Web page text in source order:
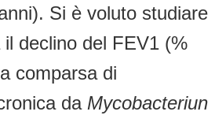
Si è voluto studiare
declino del FEV1 (%
comparsa di
da Mycobacteriun